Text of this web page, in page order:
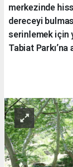
merkezinde
dereceyi
serinlemek için
Tabiat Parkı’na